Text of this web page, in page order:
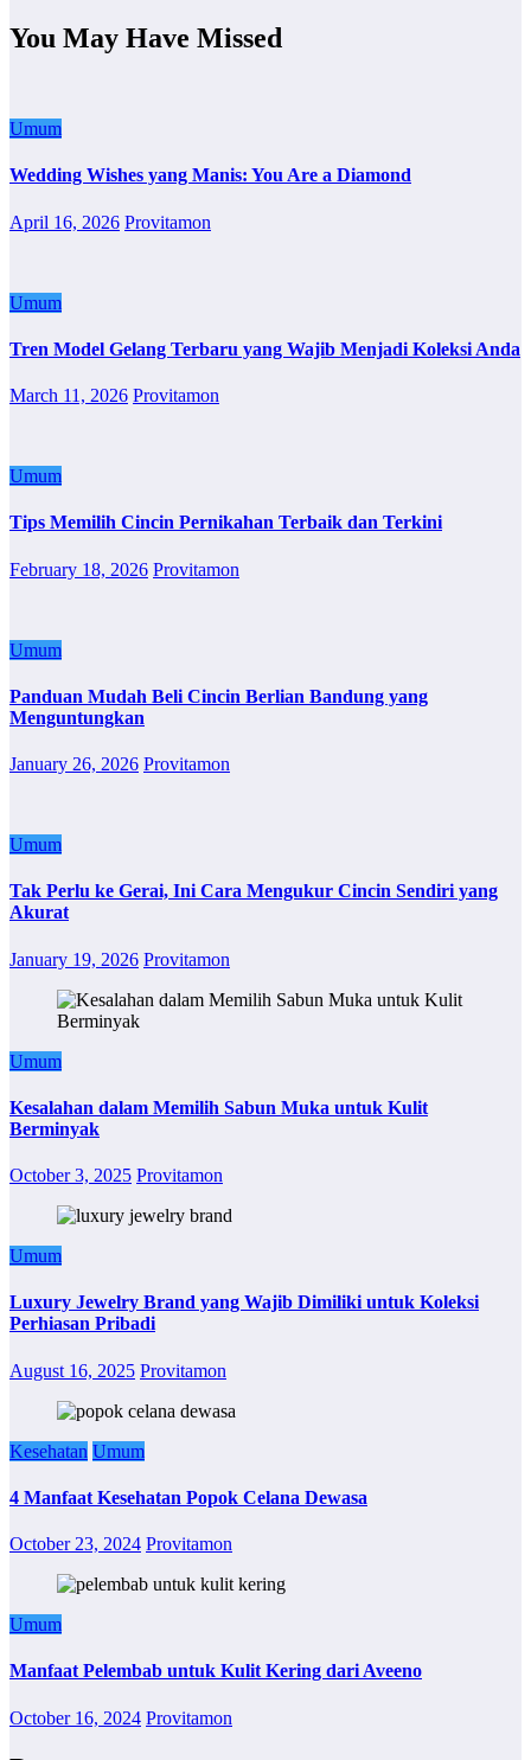
You May Have Missed
Umum
Wedding Wishes yang Manis: You Are a Diamond
April 16, 2026 Provitamon
Umum
Tren Model Gelang Terbaru yang Wajib Menjadi Koleksi Anda
March 11, 2026 Provitamon
Umum
Tips Memilih Cincin Pernikahan Terbaik dan Terkini
February 18, 2026 Provitamon
Umum
Panduan Mudah Beli Cincin Berlian Bandung yang
Menguntungkan
January 26, 2026 Provitamon
Umum
Tak Perlu ke Gerai, Ini Cara Mengukur Cincin Sendiri yang
Akurat
January 19, 2026 Provitamon
Umum
Kesalahan dalam Memilih Sabun Muka untuk Kulit
Berminyak
October 3, 2025 Provitamon
Umum
Luxury Jewelry Brand yang Wajib Dimiliki untuk Koleksi
Perhiasan Pribadi
August 16, 2025 Provitamon
Kesehatan Umum
4 Manfaat Kesehatan Popok Celana Dewasa
October 23, 2024 Provitamon
Umum
Manfaat Pelembab untuk Kulit Kering dari Aveeno
October 16, 2024 Provitamon